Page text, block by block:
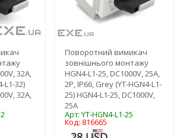
32A,
L1-32)
32A,
Поворотний вимикач
зовнішнього монтажу
HGN4-L1-25, DC1000V, 25A,
2P, IP66, Grey (YT-HGN4-L1-
25) HGN4-L1-25, DC1000V,
25A
Арт: YT-HGN4-L1-25
Код: 816665